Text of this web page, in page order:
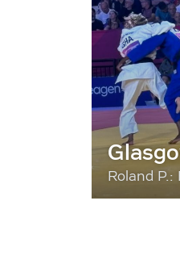
Roland